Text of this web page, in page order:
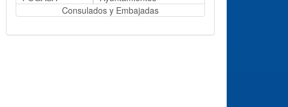
Consulados y Embajadas